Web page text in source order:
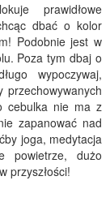
prawidłowe
dbać o kolor
Podobnie jest w
Poza tym dbaj o
wypoczywaj,
przechowywanych
cebulka nie ma z
zapanować nad
joga, medytacja
powietrze, dużo
przyszłości!